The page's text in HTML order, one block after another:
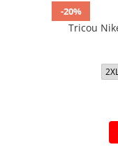
-20%
Tricou